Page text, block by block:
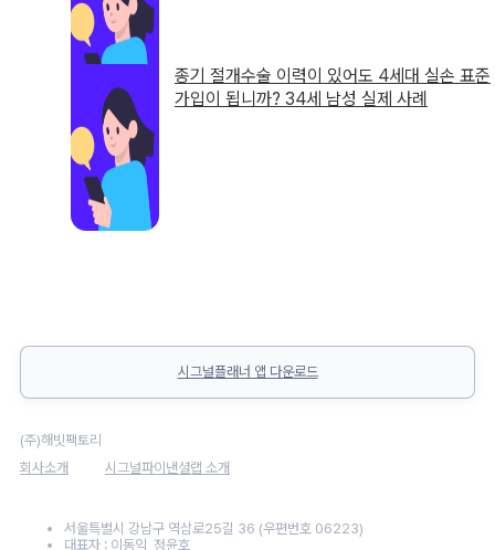
종기 절개수술 이력이 있어도 4세대 실손 표준
가입이 됩니까? 34세 남성 실제 사례
시그널플래너 앱 다운로드
(주)해빗팩토리
회사소개
시그널파이낸셜랩 소개
서울특별시 강남구 역삼로25길 36 (우편번호 06223)
대표자 : 이동익, 정윤호